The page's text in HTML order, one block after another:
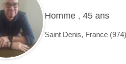
Homme , 45 ans
Saint Denis, France (974)